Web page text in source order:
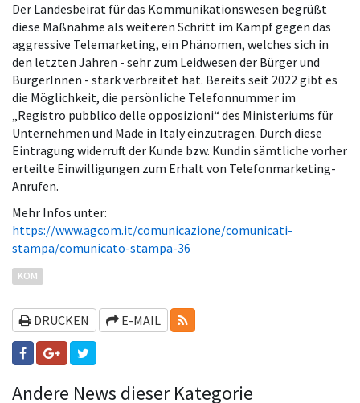
Der Landesbeirat für das Kommunikationswesen begrüßt
diese Maßnahme als weiteren Schritt im Kampf gegen das
aggressive Telemarketing, ein Phänomen, welches sich in
den letzten Jahren - sehr zum Leidwesen der Bürger und
BürgerInnen - stark verbreitet hat. Bereits seit 2022 gibt es
die Möglichkeit, die persönliche Telefonnummer im
„Registro pubblico delle opposizioni“ des Ministeriums für
Unternehmen und Made in Italy einzutragen. Durch diese
Eintragung widerruft der Kunde bzw. Kundin sämtliche vorher
erteilte Einwilligungen zum Erhalt von Telefonmarketing-
Anrufen.
Mehr Infos unter:
https://www.agcom.it/comunicazione/comunicati-
stampa/comunicato-stampa-36
KOM
DRUCKEN E-MAIL RSS-FEEDS
Andere News dieser Kategorie